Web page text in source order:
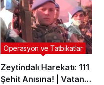
Zeytindalı Harekatı: 111
Şehit Anısına! | Vatan
Operasyon ve Tatbikatlar